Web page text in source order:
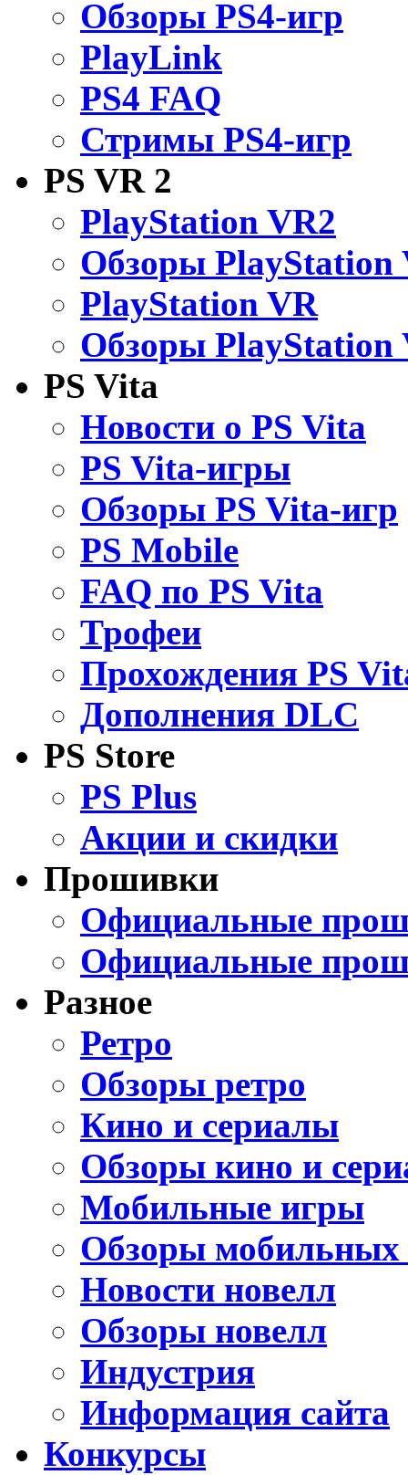
Обзоры PS4-игр
PlayLink
PS4 FAQ
Стримы PS4-игр
PS VR 2
PlayStation VR2
Обзоры PlayStation
PlayStation VR
Обзоры PlayStation
PS Vita
Новости о PS Vita
PS Vita-игры
Обзоры PS Vita-игр
PS Mobile
FAQ по PS Vita
Трофеи
Прохождения PS
Дополнения DLC
PS Store
PS Plus
Акции и скидки
Прошивки
Официальные
Официальные
Разное
Ретро
Обзоры ретро
Кино и сериалы
Обзоры кино и
Мобильные игры
Обзоры мобильных
Новости новелл
Обзоры новелл
Индустрия
Информация сайта
Конкурсы